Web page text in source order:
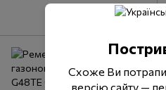
Схоже Ви
версію сайту —